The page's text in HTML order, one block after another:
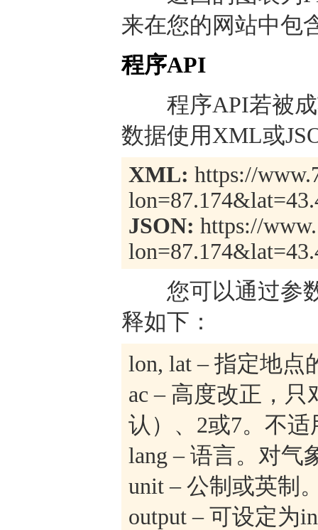
来在您的网站中包
程序API
程序API若被成
数据使用XML或
XML: https://
JSON: https://
您可以通过参数
释如下：
lon, lat – 指定地点
ac – 高度改正，
认）、2或7。不
lang – 语言。对气
unit – 公制或英制
output – 可设定为